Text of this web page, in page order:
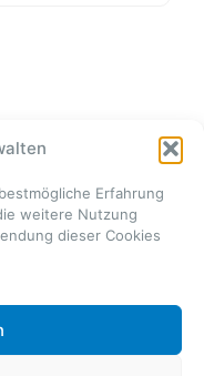
Erfahrung
weitere Nutzung
dieser Cookies